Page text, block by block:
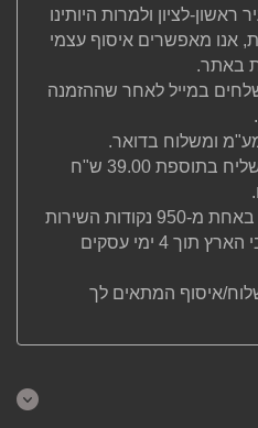
לציון ולמרות היותינו
אנו מאפשרים איסוף עצמי
באתר.
במייל לאחר שההזמנה
ומשלוח בדואר.
ניתן לקבל משלוחים עם שליח בתוספת 39.00 ש"ח
ניתן לאסוף משלוחים גם באחת מ-950 נקודות השירות
של צ'יטה שופס בכל רחבי הארץ תוך 4 ימי עסקים
איסוף המתאים לך